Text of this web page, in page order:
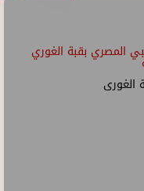
المصري بقبة الغوري
الغورى